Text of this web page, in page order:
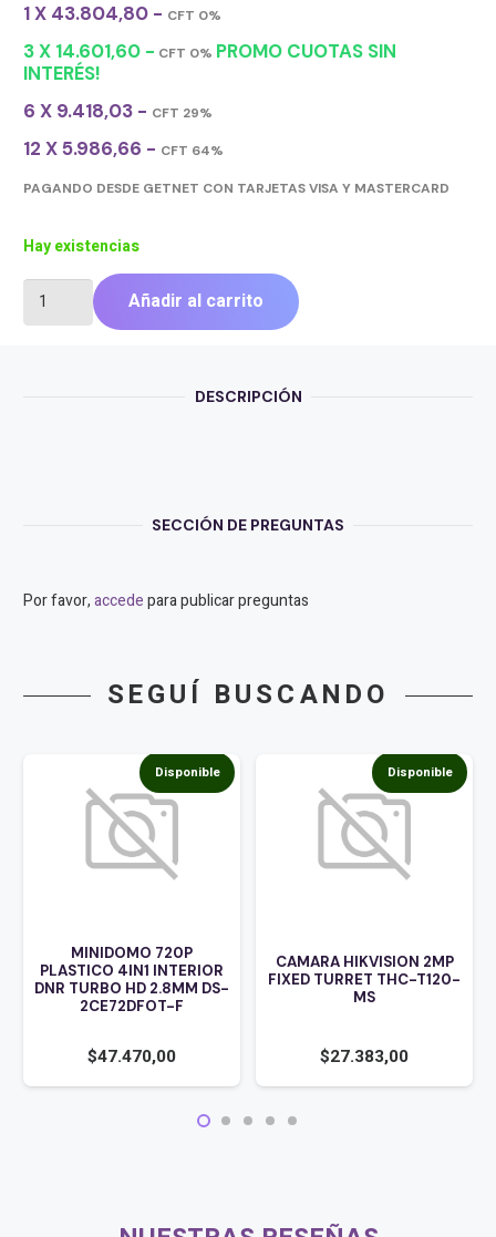
1 X 43.804,80 - CFT 0%
3 X 14.601,60 - CFT 0% PROMO CUOTAS SIN
INTERÉS!
6 X 9.418,03 - CFT 29%
12 X 5.986,66 - CFT 64%
PAGANDO DESDE GETNET CON TARJETAS VISA Y MASTERCARD
Hay existencias
CAMARA
HIKVISION
2MP
Añadir al carrito
DESCRIPCIÓN
SECCIÓN DE PREGUNTAS
Por favor,accedepara publicar preguntas
SEGUÍ BUSCANDO
720P
4IN1 INTERIOR
HD 2.8MM DS-
CAMARA HIKVISION 2MP
FIXED TURRET THC-T120-
CAMARA